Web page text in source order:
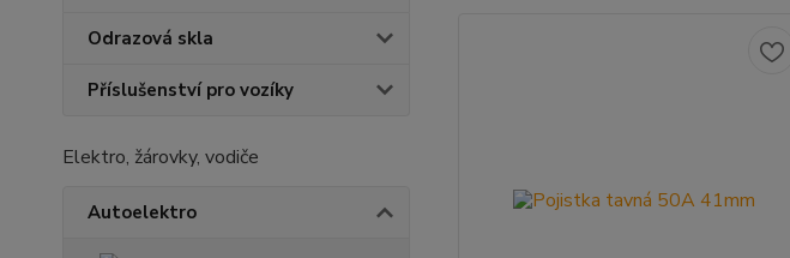
Odrazová skla
Příslušenství pro vozíky
Elektro, žárovky, vodiče
Autoelektro